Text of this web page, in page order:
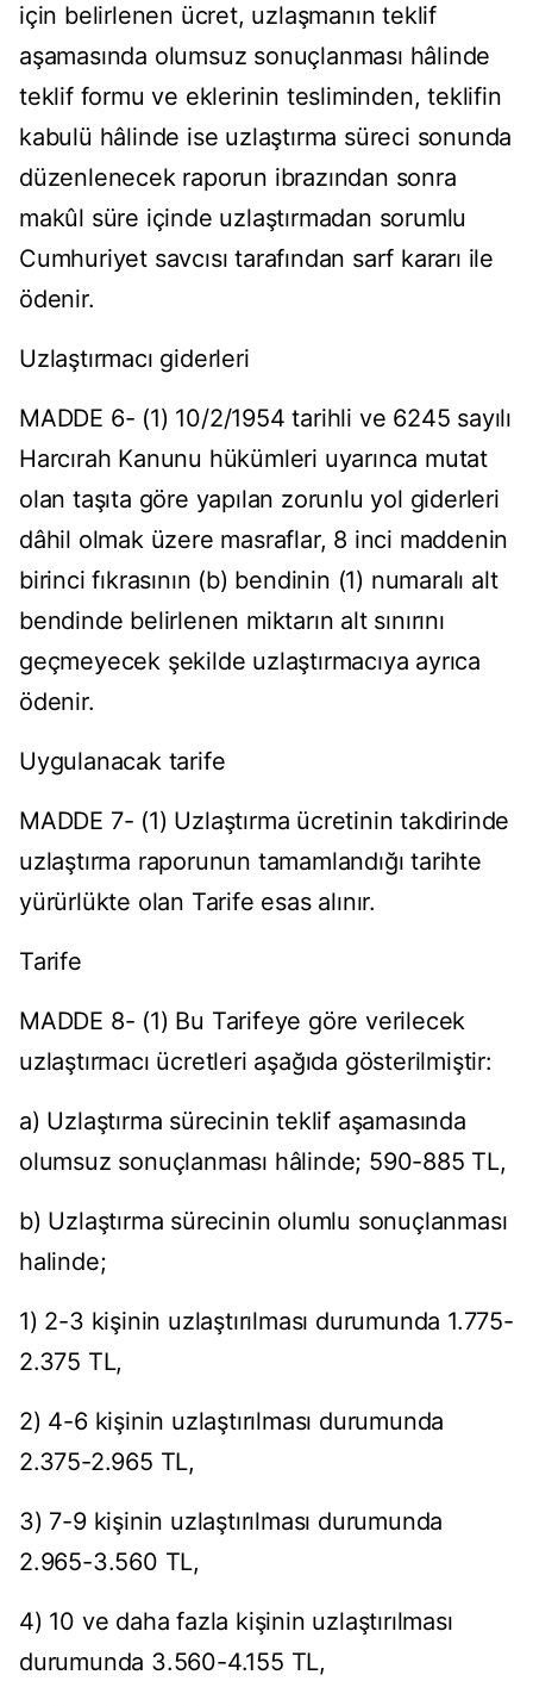
için belirlenen ücret, uzlaşmanın teklif
aşamasında olumsuz sonuçlanması hâlinde
teklif formu ve eklerinin tesliminden, teklifin
kabulü hâlinde ise uzlaştırma süreci sonunda
düzenlenecek raporun ibrazından sonra
makûl süre içinde uzlaştırmadan sorumlu
Cumhuriyet savcısı tarafından sarf kararı ile
ödenir.
Uzlaştırmacı giderleri
MADDE 6- (1) 10/2/1954 tarihli ve 6245 sayılı
Harcırah Kanunu hükümleri uyarınca mutat
olan taşıta göre yapılan zorunlu yol giderleri
dâhil olmak üzere masraflar, 8 inci maddenin
birinci fıkrasının (b) bendinin (1) numaralı alt
bendinde belirlenen miktarın alt sınırını
geçmeyecek şekilde uzlaştırmacıya ayrıca
ödenir.
Uygulanacak tarife
MADDE 7- (1) Uzlaştırma ücretinin takdirinde
uzlaştırma raporunun tamamlandığı tarihte
yürürlükte olan Tarife esas alınır.
Tarife
MADDE 8- (1) Bu Tarifeye göre verilecek
uzlaştırmacı ücretleri aşağıda gösterilmiştir:
a) Uzlaştırma sürecinin teklif aşamasında
olumsuz sonuçlanması hâlinde; 590-885 TL,
b) Uzlaştırma sürecinin olumlu sonuçlanması
halinde;
1) 2-3 kişinin uzlaştırılması durumunda 1.775-
2.375 TL,
2) 4-6 kişinin uzlaştırılması durumunda
2.375-2.965 TL,
3) 7-9 kişinin uzlaştırılması durumunda
2.965-3.560 TL,
4) 10 ve daha fazla kişinin uzlaştırılması
durumunda 3.560-4.155 TL,